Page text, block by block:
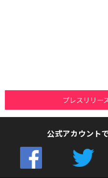
プレスリリー
公式アカウント